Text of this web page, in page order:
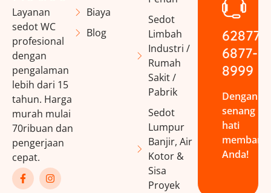
Layanan
sedot WC
profesional
dengan
pengalaman
lebih dari 15
tahun. Harga
murah mulai
70ribuan dan
pengerjaan
cepat.
Biaya
Blog
Sedot
Limbah
Industri /
Rumah
Sakit /
Pabrik
Sedot
Lumpur
Banjir, Air
Kotor &
Sisa
Proyek
62877-
6877-
8999
Dengan
senang
hati
Anda!